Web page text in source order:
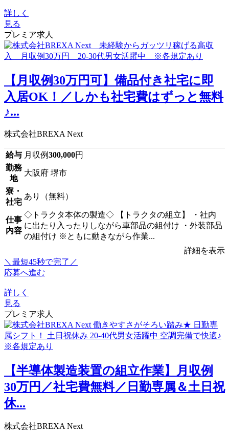
詳しく
見る
プレミア求人
【月収例30万円可】備品付き社宅に即
入居OK！／しかも社宅費はずっと無料
♪...
株式会社BREXA Next
給与 月収例300,000円
勤務
地
大阪府 堺市
寮・
社宅
あり（無料）
仕事
内容
◇トラクタ本体の製造◇ 【トラクタの組立】 ・社内
に出たり入ったりしながら車部品の組付け ・外装部品
の組付け ※ともに動きながら作業...
詳細を表示
＼最短45秒で完了／
応募へ進む
詳しく
見る
プレミア求人
【半導体製造装置の組立作業】月収例
30万円／社宅費無料／日勤専属＆土日祝
休...
株式会社BREXA Next